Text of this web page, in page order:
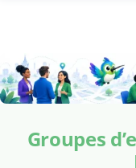
Groupes